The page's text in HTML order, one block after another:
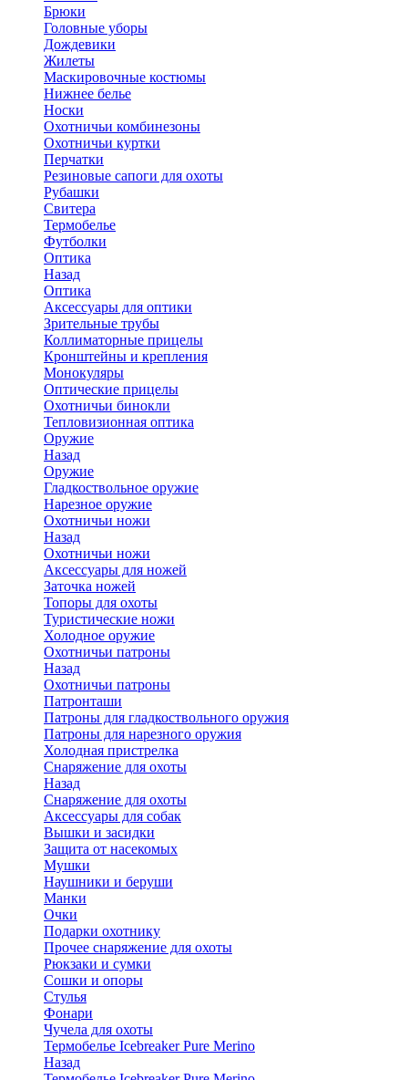
Брюки
Головные уборы
Дождевики
Жилеты
Маскировочные костюмы
Нижнее белье
Носки
Охотничьи комбинезоны
Охотничьи куртки
Перчатки
Резиновые сапоги для охоты
Рубашки
Свитера
Термобелье
Футболки
Оптика
Назад
Оптика
Аксессуары для оптики
Зрительные трубы
Коллиматорные прицелы
Кронштейны и крепления
Монокуляры
Оптические прицелы
Охотничьи бинокли
Тепловизионная оптика
Оружие
Назад
Оружие
Гладкоствольное оружие
Нарезное оружие
Охотничьи ножи
Назад
Охотничьи ножи
Аксессуары для ножей
Заточка ножей
Топоры для охоты
Туристические ножи
Холодное оружие
Охотничьи патроны
Назад
Охотничьи патроны
Патронташи
Патроны для гладкоствольного оружия
Патроны для нарезного оружия
Холодная пристрелка
Снаряжение для охоты
Назад
Снаряжение для охоты
Аксессуары для собак
Вышки и засидки
Защита от насекомых
Мушки
Наушники и беруши
Манки
Очки
Подарки охотнику
Прочее снаряжение для охоты
Рюкзаки и сумки
Сошки и опоры
Стулья
Фонари
Чучела для охоты
Термобелье Icebreaker Pure Merino
Назад